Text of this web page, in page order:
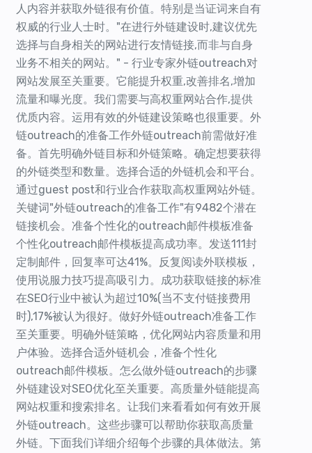
人内容并获取外链很有价值。特别是当证词来自有
权威的行业人士时。"在进行外链建设时,建议优先
选择与自身相关的网站进行友情链接,而非与自身
业务不相关的网站。" - 行业专家外链outreach对
网站发展至关重要。它能提升权重,改善排名,增加
流量和曝光度。我们需要与高权重网站合作,提供
优质内容。运用有效的外链建设策略也很重要。外
链outreach的准备工作外链outreach前需做好准
备。首先明确外链目标和外链策略。确定想要获得
的外链类型和数量。选择合适的外链机会和平台。
通过guest post和行业合作获取高权重网站外链。
关键词"外链outreach的准备工作"有9482个潜在
链接机会。准备个性化的outreach邮件模板准备
个性化outreach邮件模板提高成功率。发送111封
定制邮件，回复率可达41%。反复阅读外联模板，
使用说服力技巧提高吸引力。成功获取链接的标准
在SEO行业中被认为超过10%(当不支付链接费用
时),17%被认为很好。做好外链outreach准备工作
至关重要。明确外链策略，优化网站内容质量和用
户体验。选择合适外链机会，准备个性化
outreach邮件模板。怎么做外链outreach的步骤
外链建设对SEO优化至关重要。高质量外链能提高
网站权重和搜索排名。让我们来看看如何有效开展
外链outreach。这些步骤可以帮助你获取高质量
外链。下面我们详细介绍每个步骤的具体做法。第